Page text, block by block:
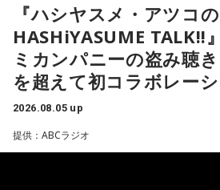
◆「会社は宇宙なんですよ」社長だか
企業理念として掲げる「ハグレモノ
て、「まだ大人に見つかっていない若
て、社会との接点をつくること」と説
プで将来スターになる若者を見つけ出
森下圭子さんは、ムーミン研究をき
ランドへ渡りました。大学時代に作
んて前衛的な文学なんだろう」と衝
る文化や社会を知りたいと思ったこと
たと振り返ります。現在はヘルシンキ
ンドの暮らしや文化を発信しています。
森下さんが初めてフィンランドを訪
『ハシヤスメ・アツコ
HASHiYASUME TALK!!
ミカンパニーの盗み聴
を超えて初コラボレーシ
2026.08.05 up
提供：ABCラジオ